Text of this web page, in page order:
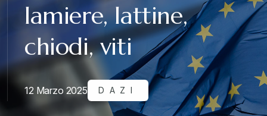
lamiere, lattine,
chiodi, viti
12 Marzo 2025 DAZI